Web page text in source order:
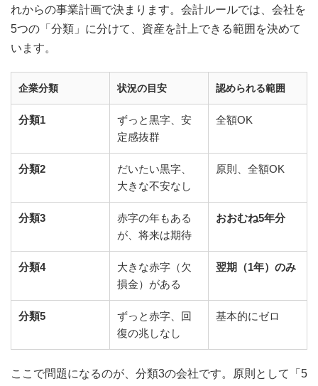
れからの事業計画で決まります。会計ルールでは、会社を
5つの「分類」に分けて、資産を計上できる範囲を決めて
います。
企業分類 状況の目安 認められる範囲
分類1
ずっと黒字、安
定感抜群
全額OK
分類2
だいたい黒字、
大きな不安なし
原則、全額OK
分類3
赤字の年もある
が、将来は期待
おおむね5年分
分類4
大きな赤字（欠
損金）がある
翌期（1年）のみ
分類5
ずっと赤字、回
復の兆しなし
基本的にゼロ
ここで問題になるのが、分類3の会社です。原則として「5